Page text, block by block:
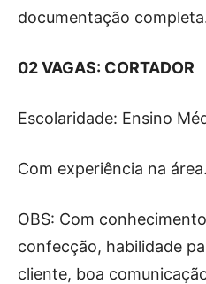
documentação
02 VAGAS: CORTADOR
Escolaridade: Ensino
Com experiência na área.
OBS: Com
confecção, habilidade
cliente, boa